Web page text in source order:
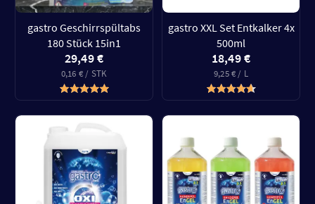
gastro Geschirrspültabs
180 Stück 15in1
29,49 €
0,16 € / STK
gastro XXL Set Entkalker 4x
500ml
18,49 €
9,25 € / L